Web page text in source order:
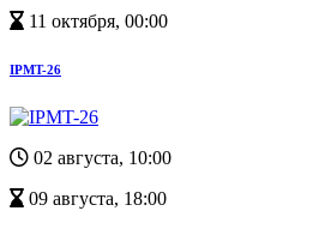
11 октября, 00:00
IPMT-26
02 августа, 10:00
09 августа, 18:00